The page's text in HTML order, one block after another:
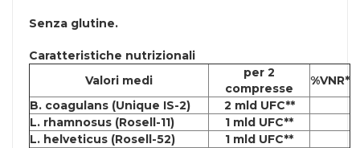
Senza glutine.
Caratteristiche nutrizionali
Valori medi
per 2
compresse
%VNR*
B. coagulans (Unique IS-2)
2 mld UFC**
L. rhamnosus (Rosell-11)
1 mld UFC**
L. helveticus (Rosell-52)
1 mld UFC**